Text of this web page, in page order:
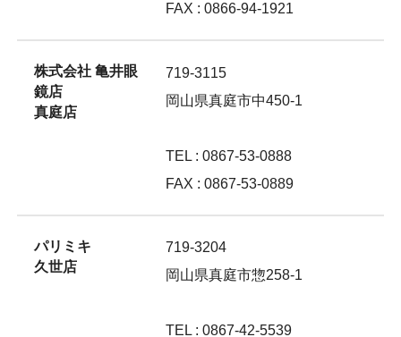
FAX : 0866-94-1921
株式会社 亀井眼
鏡店
真庭店
719-3115
岡山県真庭市中450-1
TEL : 0867-53-0888
FAX : 0867-53-0889
パリミキ
久世店
719-3204
岡山県真庭市惣258-1
TEL : 0867-42-5539